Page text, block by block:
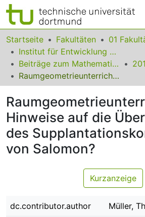
Bereiche & Sammlungen
Das gesamte Repositorium
Statistiken
FAQ
Leitlinien
Zurück zur Startseite
Startseite Fakultäten
Institut für Entwicklung und Erforschung des Mathematikunterrichts
Beiträge zum Mathematikunterricht
Raumgeometrieunterricht: Hinweise auf die Übertragbarkeit des Supplantationskonzeptes von Salomon?
Hinweise auf die
des
von Salomon?
Kurzanzeige
dc.contributor.author Müller,